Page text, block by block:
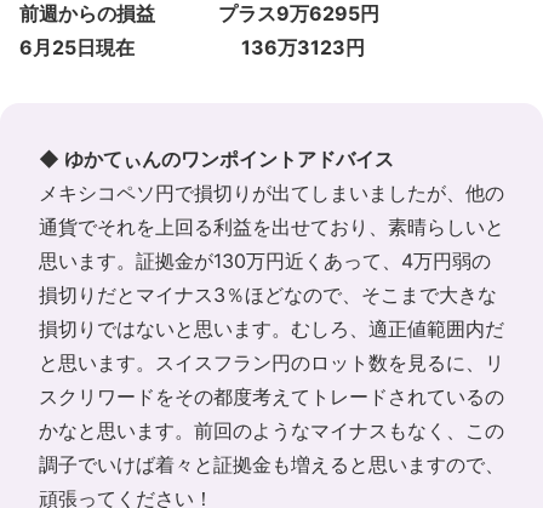
前週からの損益 プラス9万6295円
6月25日現在 136万3123円
◆ ゆかてぃんのワンポイントアドバイス
メキシコペソ円で損切りが出てしまいましたが、他の
通貨でそれを上回る利益を出せており、素晴らしいと
思います。証拠金が130万円近くあって、4万円弱の
損切りだとマイナス3％ほどなので、そこまで大きな
損切りではないと思います。むしろ、適正値範囲内だ
と思います。スイスフラン円のロット数を見るに、リ
スクリワードをその都度考えてトレードされているの
かなと思います。前回のようなマイナスもなく、この
調子でいけば着々と証拠金も増えると思いますので、
頑張ってください！